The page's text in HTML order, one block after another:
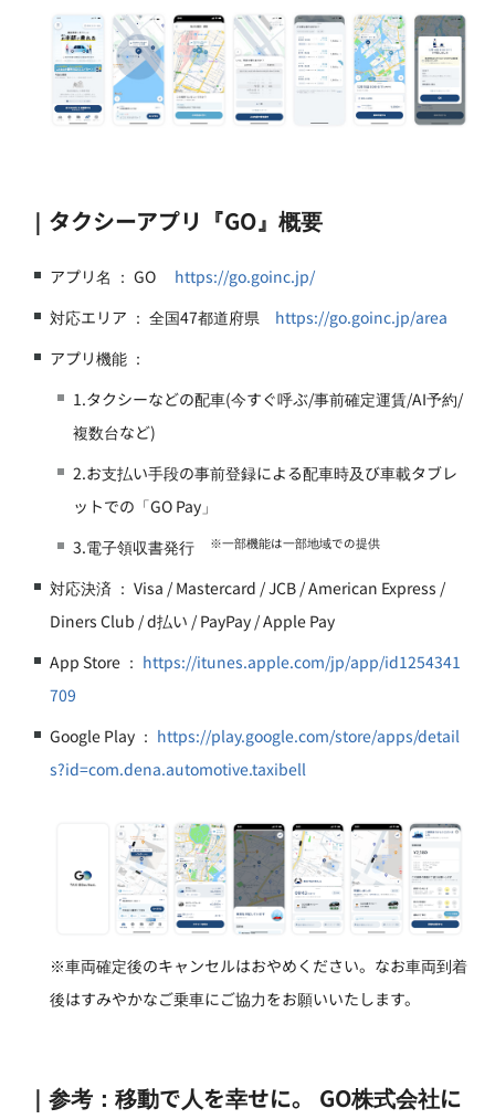
｜タクシーアプリ『GO』概要
アプリ名 ： GO https://go.goinc.jp/
対応エリア ： 全国47都道府県 https://go.goinc.jp/area
アプリ機能 ：
1.タクシーなどの配車(今すぐ呼ぶ/事前確定運賃/AI予約/
複数台など)
2.お支払い手段の事前登録による配車時及び車載タブレ
ットでの「GO Pay」
3.電子領収書発行
※一部機能は一部地域での提供
対応決済 ： Visa / Mastercard / JCB / American Express /
Diners Club / d払い / PayPay / Apple Pay
App Store ： https://itunes.apple.com/jp/app/id1254341
709
Google Play ： https://play.google.com/store/apps/detail
s?id=com.dena.automotive.taxibell
※車両確定後のキャンセルはおやめください。なお車両到着
後はすみやかなご乗車にご協力をお願いいたします。
｜参考：移動で人を幸せに。 GO株式会社に